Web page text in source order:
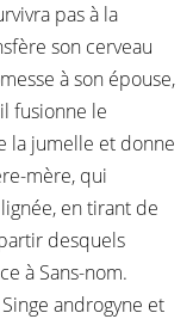
pas à la
son cerveau
à son épouse,
fusionne le
la jumelle et donne
mère, qui
en tirant de
desquels
à Sans-nom.
androgyne et